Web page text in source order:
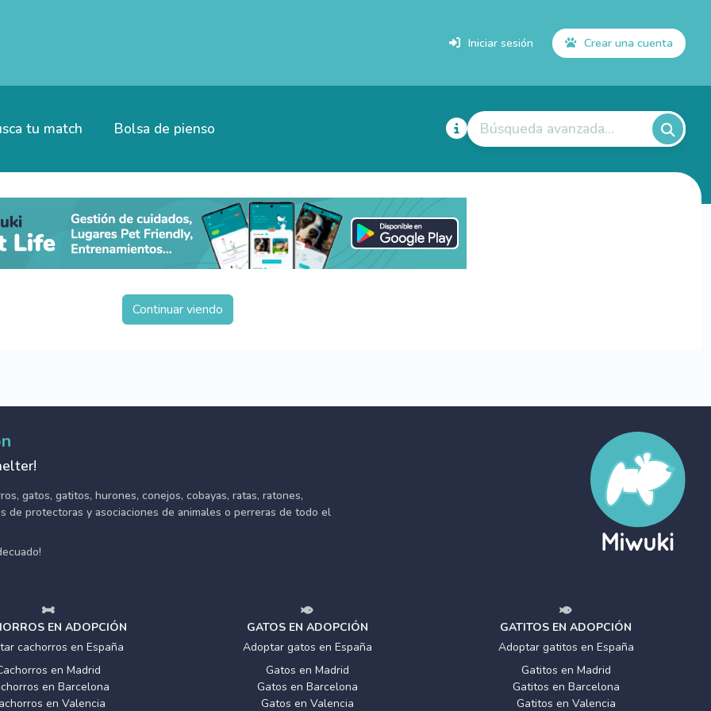
Iniciar sesión Crear una cuenta
tu match Bolsa de pienso Búsqueda avanzada...
Continuar viendo
gatos, gatitos, hurones, conejos, cobayas, ratas, ratones,
de protectoras y asociaciones de animales o perreras de todo el
EN ADOPCIÓN
cachorros en España
en Madrid
en Barcelona
en Valencia
GATOS EN ADOPCIÓN
Adoptar gatos en España
Gatos en Madrid
Gatos en Barcelona
Gatos en Valencia
GATITOS EN ADOPCIÓN
Adoptar gatitos en España
Gatitos en Madrid
Gatitos en Barcelona
Gatitos en Valencia